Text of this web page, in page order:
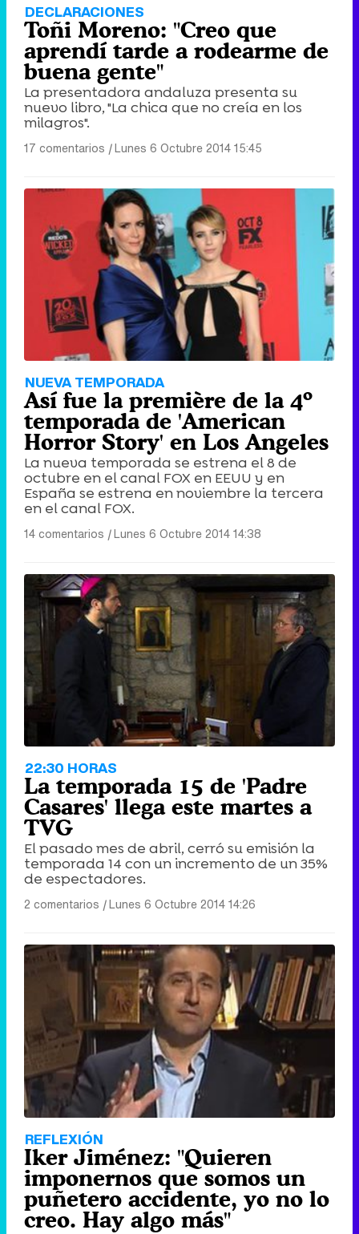
DECLARACIONES
Toñi Moreno: "Creo que
aprendí tarde a rodearme de
buena gente"
La presentadora andaluza presenta su
nuevo libro, "La chica que no creía en los
milagros".
17 comentarios |Lunes 6 Octubre 2014 15:45
NUEVA TEMPORADA
Así fue la première de la 4º
temporada de 'American
Horror Story' en Los Angeles
La nueva temporada se estrena el 8 de
octubre en el canal FOX en EEUU y en
España se estrena en noviembre la tercera
en el canal FOX.
14 comentarios |Lunes 6 Octubre 2014 14:38
22:30 HORAS
La temporada 15 de 'Padre
Casares' llega este martes a
TVG
El pasado mes de abril, cerró su emisión la
temporada 14 con un incremento de un 35%
de espectadores.
2 comentarios |Lunes 6 Octubre 2014 14:26
REFLEXIÓN
Iker Jiménez: "Quieren
imponernos que somos un
puñetero accidente, yo no lo
creo. Hay algo más"